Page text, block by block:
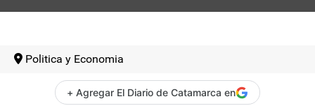
Politica y Economia
+ Agregar El Diario de Catamarca en